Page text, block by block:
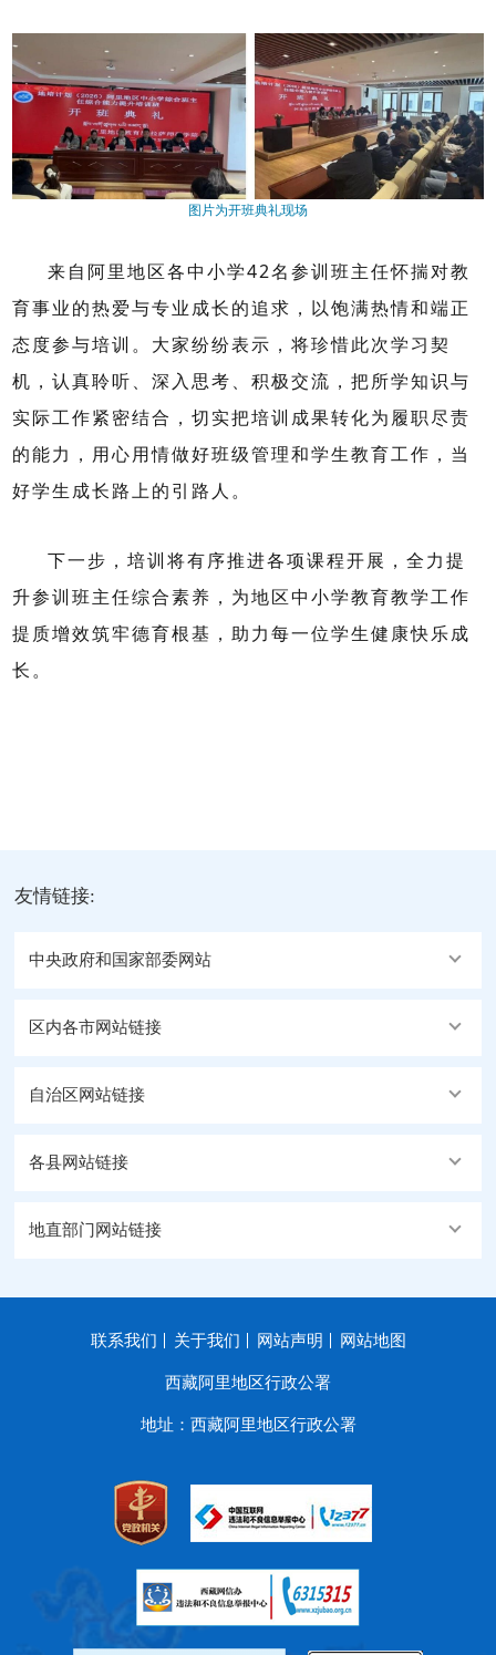
图片为开班典礼现场
来自阿里地区各中小学42名参训班主任怀揣对教
育事业的热爱与专业成长的追求，以饱满热情和端正
态度参与培训。大家纷纷表示，将珍惜此次学习契
机，认真聆听、深入思考、积极交流，把所学知识与
实际工作紧密结合，切实把培训成果转化为履职尽责
的能力，用心用情做好班级管理和学生教育工作，当
好学生成长路上的引路人。
下一步，培训将有序推进各项课程开展，全力提
升参训班主任综合素养，为地区中小学教育教学工作
提质增效筑牢德育根基，助力每一位学生健康快乐成
长。
友情链接:
中央政府和国家部委网站
区内各市网站链接
自治区网站链接
各县网站链接
地直部门网站链接
联系我们 关于我们 网站声明 网站地图
西藏阿里地区行政公署
地址：西藏阿里地区行政公署